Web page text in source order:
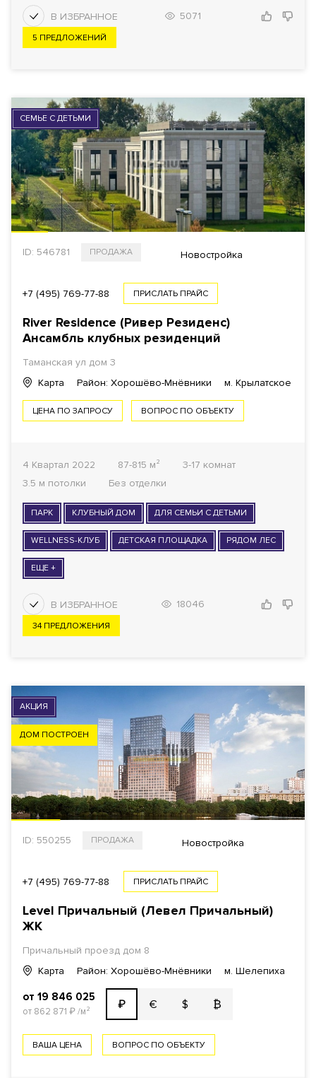
5071
5 ПРЕДЛОЖЕНИЙ
СЕМЬЕ С ДЕТЬМИ
ID: 546781 ПРОДАЖА Новостройка
+7 (495) 769-77-88 ПРИСЛАТЬ ПРАЙС
River Residence (Ривер Резиденс)
Ансамбль клубных резиденций
Таманская ул дом 3
Карта
Район: Хорошёво-Мнёвники м. Крылатское
ЦЕНА ПО ЗАПРОСУ ВОПРОС ПО ОБЪЕКТУ
4 Квартал 2022 87-815 м²
3-17 комнат
3.5 м потолки
Без отделки
ПАРК КЛУБНЫЙ ДОМ ДЛЯ СЕМЬИ С ДЕТЬМИ
WELLNESS-КЛУБ ДЕТСКАЯ ПЛОЩАДКА РЯДОМ ЛЕС
ЕЩЕ +
18046
34 ПРЕДЛОЖЕНИЯ
АКЦИЯ
ДОМ ПОСТРОЕН
ID: 550255 ПРОДАЖА Новостройка
+7 (495) 769-77-88 ПРИСЛАТЬ ПРАЙС
Level Причальный (Левел Причальный)
ЖК
Причальный проезд дом 8
Карта
Район: Хорошёво-Мнёвники м. Шелепиха
от 19 846 025
от 862 871 ₽/м² ₽ € $ ₿
ВАША ЦЕНА ВОПРОС ПО ОБЪЕКТУ